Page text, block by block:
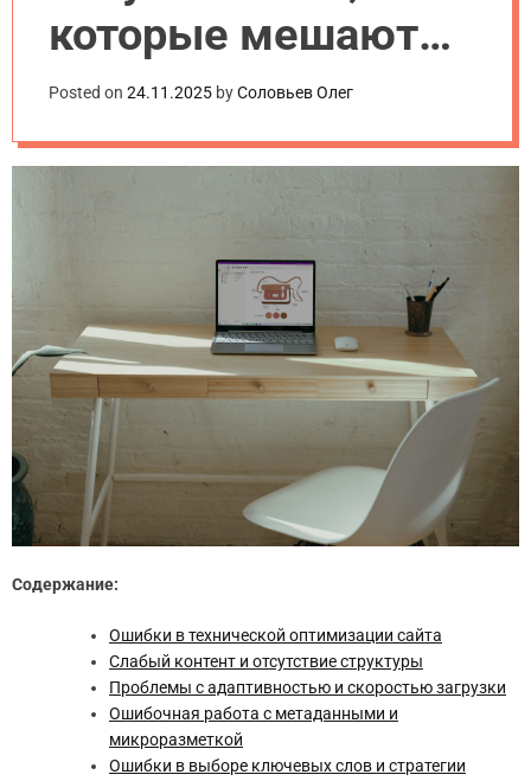
которые мешают
выйти в топ Google
Posted on 24.11.2025 byСоловьев Олег
Содержание:
Ошибки в технической оптимизации сайта
Слабый контент и отсутствие структуры
Проблемы с адаптивностью и скоростью загрузки
Ошибочная работа с метаданными и
микроразметкой
Ошибки в выборе ключевых слов и стратегии